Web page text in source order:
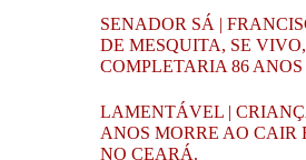
SENADOR SÁ |
DE MESQUITA, SE VIVO,
COMPLETARIA 86 ANOS
LAMENTÁVEL |
ANOS MORRE AO CAIR
NO CEARÁ.